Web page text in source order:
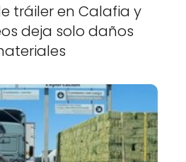
tráiler en Calafia y
deja solo daños